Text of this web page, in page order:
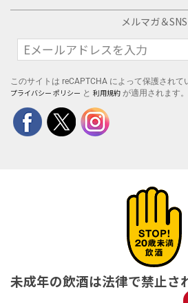
メルマガ＆SNS
このサイトは reCAPTCHA によって保護されて
プライバシー ポリシー と 利用規約 が適用されます。
未成年の飲酒は法律で禁止さ